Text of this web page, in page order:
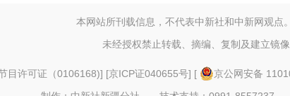
本网站所刊载信息，不代表中新社和中新网观点
未经授权禁止转载、摘编、复制及建立镜
目许可证（0106168)] [京ICP证040655号] [ 京公网安备